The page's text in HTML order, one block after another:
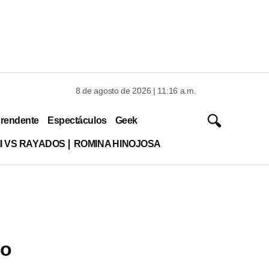
8 de agosto de 2026 | 11:16 a.m.
Espectáculos Geek
VS RAYADOS ROMINA HINOJOSA